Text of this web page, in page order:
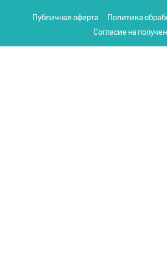
Публичная оферта
Политика
Согласие на